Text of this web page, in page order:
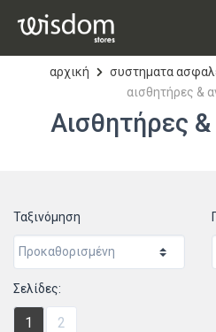
αρχική συστηματα
αισθητήρες &
Αισθητήρες &
Ταξινόμηση
Σελίδες:
1 2